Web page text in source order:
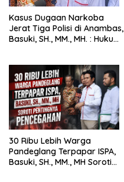
Kasus Dugaan Narkoba
Jerat Tiga Polisi di Anambas,
Basuki, SH., MM., MH. : Hukum
30 Ribu Lebih Warga
Pandeglang Terpapar ISPA,
Basuki, SH., MM., MH Soroti